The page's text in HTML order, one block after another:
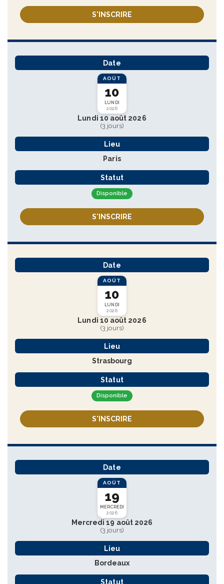
S'INSCRIRE
Date
AOÛT
10
LUNDI
2026
Lundi 10 août 2026
(3 jours)
Lieu
Paris
Statut
Disponible
S'INSCRIRE
Date
AOÛT
10
LUNDI
2026
Lundi 10 août 2026
(3 jours)
Lieu
Strasbourg
Statut
Disponible
S'INSCRIRE
Date
AOÛT
19
MERCREDI
2026
Mercredi 19 août 2026
(3 jours)
Lieu
Bordeaux
Statut